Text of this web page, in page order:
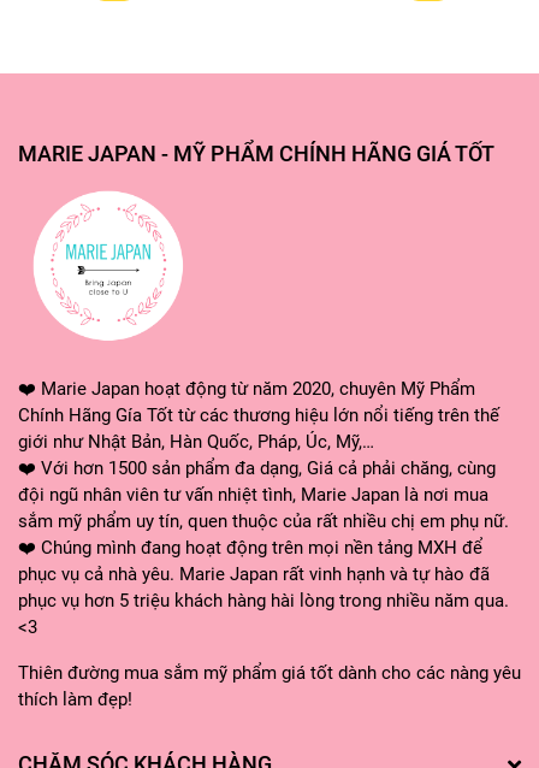
🌸 Luôn sẵn sàng giải đáp mọi thắc mắc về sản phẩm
với shop để được tư vấn và hỗ trợ.
🌸 Hỗ trợ đổi trả sản phẩm theo chính sách của Shopee.
❤ MARIE JAPAN xin cảm ơn quý khách đã tin tưởng và sử
dụng sản phẩm của shop. Shop sẽ không ngừng cải tiến,
tay khách hàng! ❤️
#bongtam #bongtamtraicay #bongtamjary #chamsocda
#bongtamtaobot #dungcutam #mariejapan
#mariejapanstore #myphamchinhhang #myphamnhatban
#hangnhatgiatot #mariejapanhangnhat
MARIE JAPAN - MỸ PHẨM CHÍNH HÃNG GIÁ TỐT
❤️ Marie Japan hoạt động từ năm 2020, chuyên Mỹ Phẩm
Chính Hãng Gía Tốt từ các thương hiệu lớn nổi tiếng trên thế
giới như Nhật Bản, Hàn Quốc, Pháp, Úc, Mỹ,…
❤️ Với hơn 1500 sản phẩm đa dạng, Giá cả phải chăng, cùng
đội ngũ nhân viên tư vấn nhiệt tình, Marie Japan là nơi mua
sắm mỹ phẩm uy tín, quen thuộc của rất nhiều chị em phụ nữ.
❤️ Chúng mình đang hoạt động trên mọi nền tảng MXH để
phục vụ cả nhà yêu. Marie Japan rất vinh hạnh và tự hào đã
phục vụ hơn 5 triệu khách hàng hài lòng trong nhiều năm qua.
<3
Thiên đường mua sắm mỹ phẩm giá tốt dành cho các nàng yêu
thích làm đẹp!